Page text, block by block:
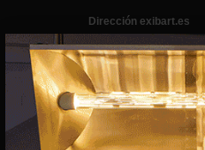
Dirección exibart.es
Carolina Ciuti
Administración
Evelyn Parretti
Marketing
Francesca Grismondi